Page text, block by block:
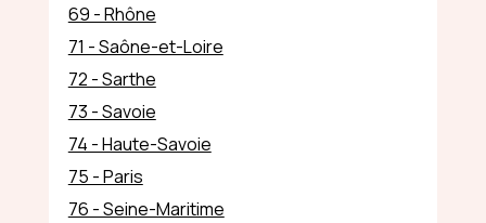
69 - Rhône
71 - Saône-et-Loire
72 - Sarthe
73 - Savoie
74 - Haute-Savoie
75 - Paris
76 - Seine-Maritime